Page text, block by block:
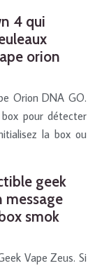
4 qui
orion
Orion DNA GO.
pour détecter
la box ou
geek
message
smok
Vape Zeus. Si